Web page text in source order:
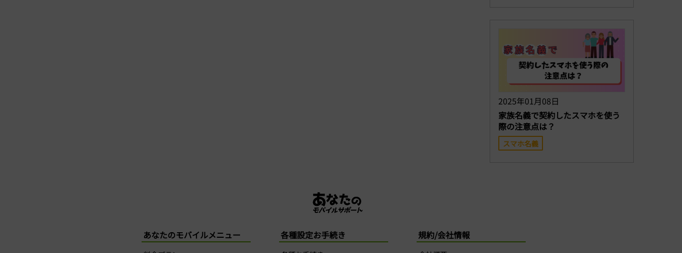
2025年01月08日
家族名義で契約したスマホを使う
際の注意点は？
スマホ名義
あなたのモバイルメニュー 各種設定お手続き 規約/会社情報